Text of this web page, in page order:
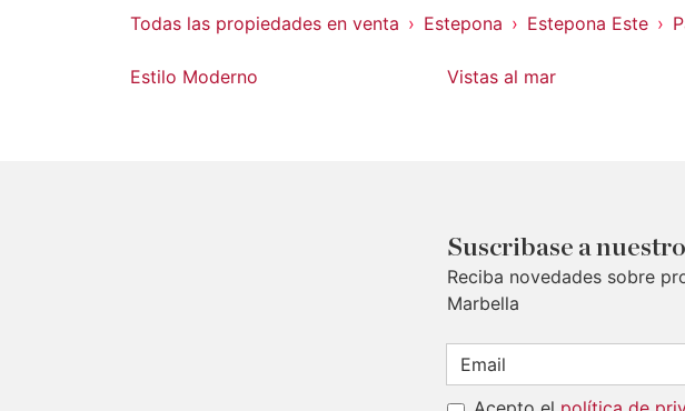
Todas las propiedades en venta Estepona Estepona Este
Estilo Moderno Vistas al mar
Suscribase a
Reciba novedades sobre
Marbella